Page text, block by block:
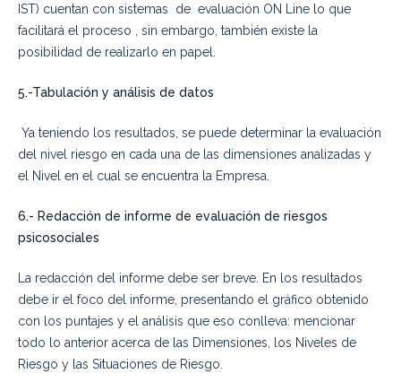
IST) cuentan con sistemas de evaluación ON Line lo que
facilitará el proceso , sin embargo, también existe la
posibilidad de realizarlo en papel.
5.-Tabulación y análisis de datos
Ya teniendo los resultados, se puede determinar la evaluación
del nivel riesgo en cada una de las dimensiones analizadas y
el Nivel en el cual se encuentra la Empresa.
6.- Redacción de informe de evaluación de riesgos
psicosociales
La redacción del informe debe ser breve. En los resultados
debe ir el foco del informe, presentando el gráfico obtenido
con los puntajes y el análisis que eso conlleva: mencionar
todo lo anterior acerca de las Dimensiones, los Niveles de
Riesgo y las Situaciones de Riesgo.